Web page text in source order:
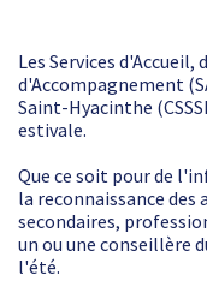
Les Services d'Accueil,
d'Accompagnement
Saint-Hyacinthe
estivale.
Que ce soit pour de
la reconnaissance des
secondaires,
un ou une conseillère
l'été.